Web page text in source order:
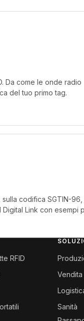
Da come le onde radio
del tuo primo tag.
codifica SGTIN-96,
Link con esempi
RFID
Sanità